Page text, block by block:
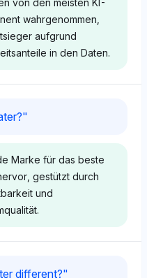
von den meisten KI-
wahrgenommen,
aufgrund
in den Daten.
zwischen Fiji
zu. Sein neutraler Ton
hin und
ohne
"
Marke für das beste
gestützt durch
und
different?"